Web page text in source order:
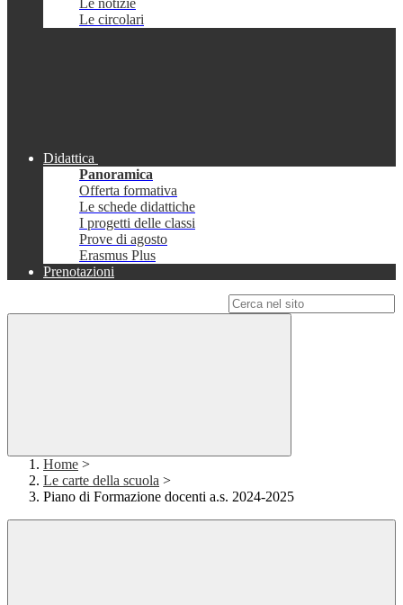
Le notizie
Le circolari
Didattica
Panoramica
Offerta formativa
Le schede didattiche
I progetti delle classi
Prove di agosto
Erasmus Plus
Prenotazioni
Home >
Le carte della scuola >
Piano di Formazione docenti a.s. 2024-2025